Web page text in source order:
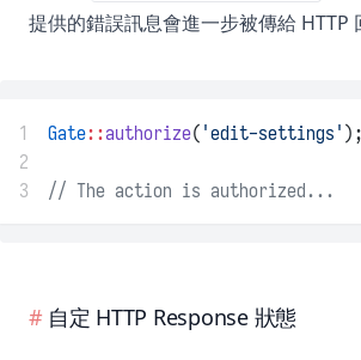
提供的錯誤訊息會進一步被傳給 HTTP
1 Gate::authorize( 'edit-settings' );
2
3
// The action is authorized...
自定 HTTP Response 狀態